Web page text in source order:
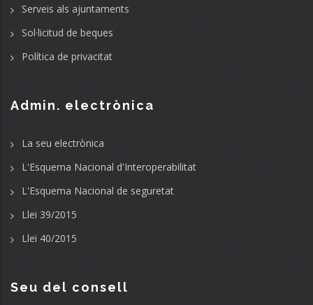
Serveis als ajuntaments
Sol·licitud de beques
Política de privacitat
Admin. electrònica
La seu electrònica
L'Esquema Nacional d'Interoperabilitat
L'Esquema Nacional de seguretat
Llei 39/2015
Llei 40/2015
Seu del consell